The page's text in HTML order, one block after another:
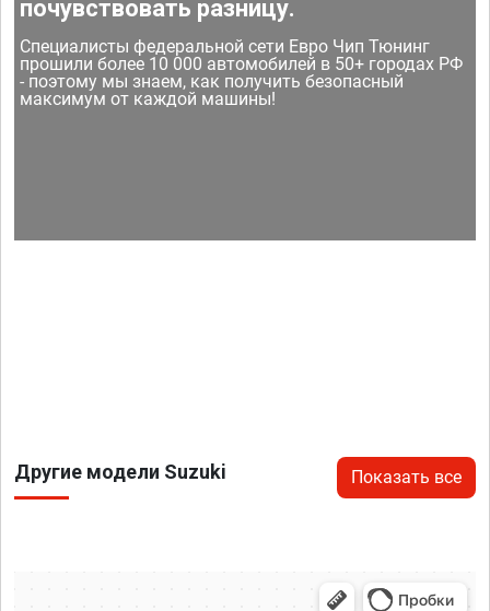
почувствовать разницу.
Специалисты федеральной сети Евро Чип Тюнинг
прошили более 10 000 автомобилей в 50+ городах РФ
- поэтому мы знаем, как получить безопасный
максимум от каждой машины!
Другие модели Suzuki Показать все